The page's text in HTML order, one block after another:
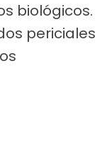
biológicos.
periciales